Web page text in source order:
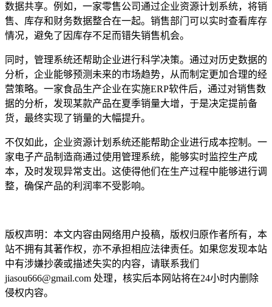
数据共享。例如，一家零售公司通过企业资源计划系统，将销
售、库存和财务数据整合在一起。销售部门可以实时查看库存
情况，避免了因库存不足而错失销售机会。
同时，管理系统还帮助企业进行科学决策。通过对历史数据的
分析，企业能够预测未来的市场趋势，从而制定更加合理的经
营策略。一家食品生产企业在实施ERP软件后，通过对销售数
据的分析，发现某款产品在夏季销量大增，于是决定提前备
货，最终实现了销量的大幅提升。
不仅如此，企业资源计划系统还能帮助企业进行成本控制。一
家电子产品制造商通过使用管理系统，能够实时监控生产成
本，及时发现异常支出。这使得他们在生产过程中能够进行调
整，确保产品的利润率不受影响。
版权声明：本文内容由网络用户投稿，版权归原作者所有，本
站不拥有其著作权，亦不承担相应法律责任。如果您发现本站
中有涉嫌抄袭或描述失实的内容，请联系我们
jiasou666@gmail.com 处理，核实后本网站将在24小时内删除
侵权内容。